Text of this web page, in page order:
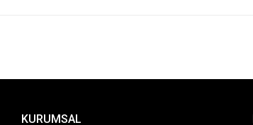
KURUMSAL